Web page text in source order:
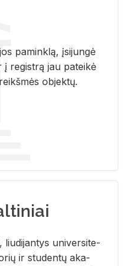
paminklą, įsijungė
į registrą jau pateikė
objektų.
liu­di­jan­tys uni­ver­si­te­
ir stu­den­tų aka­